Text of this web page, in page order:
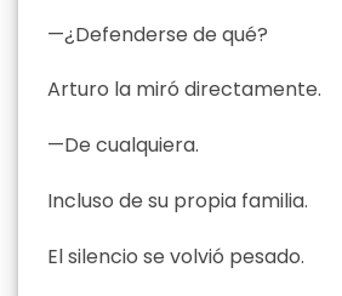
—¿Defenderse de qué?
Arturo la miró directamente.
—De cualquiera.
Incluso de su propia familia.
El silencio se volvió pesado.